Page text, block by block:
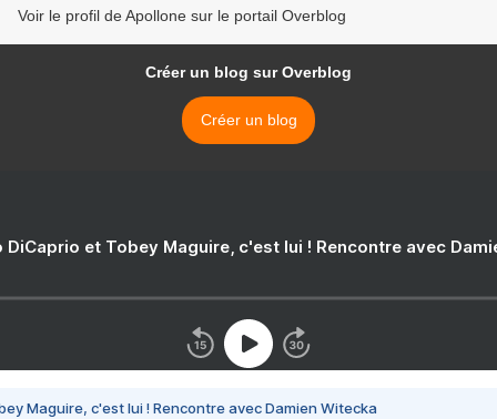
Voir le profil de Apollone sur le portail Overblog
Créer un blog sur Overblog
Créer un blog
DiCaprio et Tobey Maguire, c'est lui ! Rencontre avec
Maguire, c'est lui ! Rencontre avec Damien Witecka